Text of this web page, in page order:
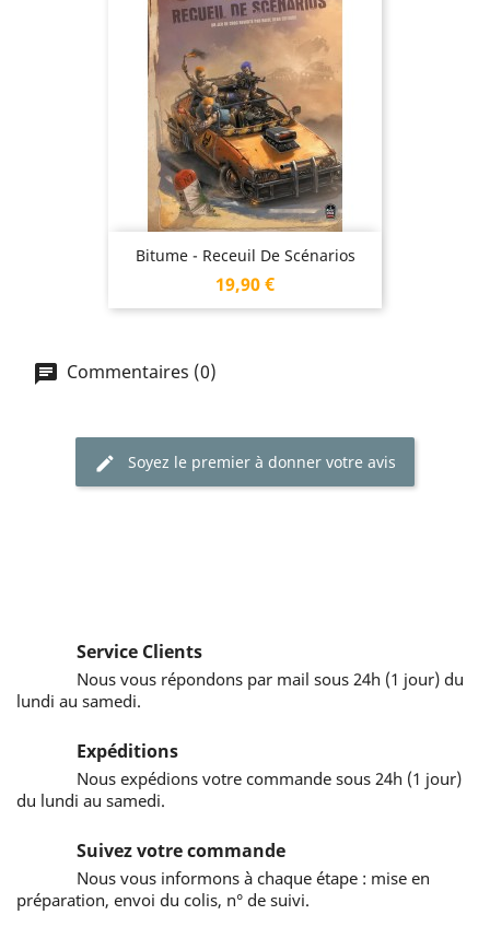
Bitume - Receuil De Scénarios
Prix
19,90 €
Commentaires (0)
Soyez le premier à donner votre avis
Service Clients
Nous vous répondons par mail sous 24h (1 jour) du
lundi au samedi.
Expéditions
Nous expédions votre commande sous 24h (1 jour)
du lundi au samedi.
Suivez votre commande
Nous vous informons à chaque étape : mise en
préparation, envoi du colis, n° de suivi.